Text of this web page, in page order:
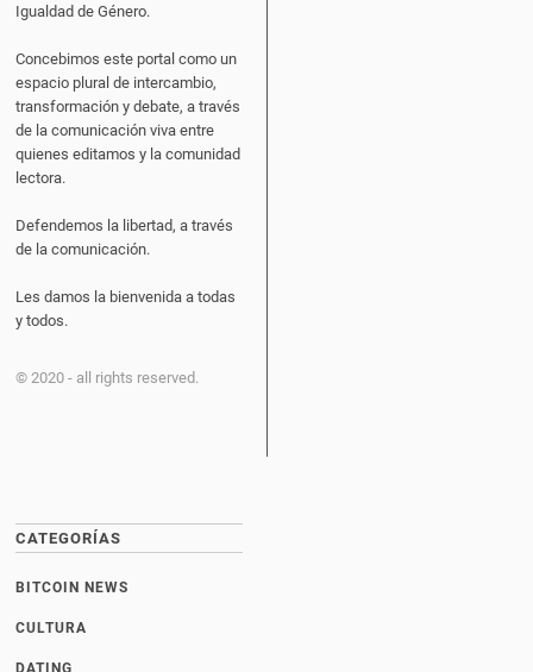
Igualdad de Género.
Concebimos este portal como un
espacio plural de intercambio,
transformación y debate, a través
de la comunicación viva entre
quienes editamos y la comunidad
lectora.
Defendemos la libertad, a través
de la comunicación.
Les damos la bienvenida a todas
y todos.
© 2020 - all rights reserved.
CATEGORÍAS
BITCOIN NEWS
CULTURA
DATING